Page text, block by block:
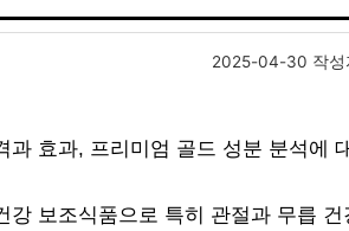
2025-04-30 작성
과 효과, 프리미엄 골드 성분 분석에
강 보조식품으로 특히 관절과 무릅